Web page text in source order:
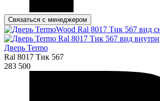
Связаться с менеджером
Дверь Termo
Ral 8017 Тик 567
283 500